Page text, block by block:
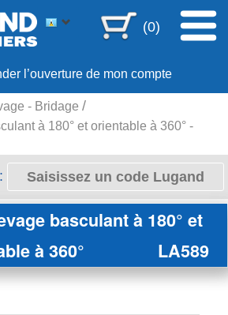
(0)
l’ouverture de mon compte
- Bridage
à 180° et orientable à 360° -
basculant à 180° et
à 360°
LA589